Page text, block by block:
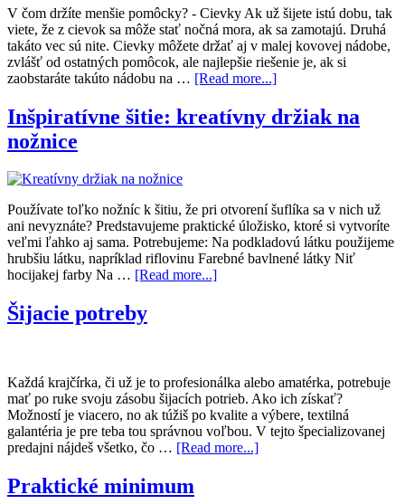
V čom držíte menšie pomôcky? - Cievky Ak už šijete istú dobu, tak
viete, že z cievok sa môže stať nočná mora, ak sa zamotajú. Druhá
takáto vec sú nite. Cievky môžete držať aj v malej kovovej nádobe,
zvlášť od ostatných pomôcok, ale najlepšie riešenie je, ak si
zaobstaráte takúto nádobu na … [Read more...]
Inšpiratívne šitie: kreatívny držiak na
nožnice
Používate toľko nožníc k šitiu, že pri otvorení šuflíka sa v nich už
ani nevyznáte? Predstavujeme praktické úložisko, ktoré si vytvoríte
veľmi ľahko aj sama. Potrebujeme: Na podkladovú látku použijeme
hrubšiu látku, napríklad riflovinu Farebné bavlnené látky Niť
hocijakej farby Na … [Read more...]
Šijacie potreby
Každá krajčírka, či už je to profesionálka alebo amatérka, potrebuje
mať po ruke svoju zásobu šijacích potrieb. Ako ich získať?
Možností je viacero, no ak túžiš po kvalite a výbere, textilná
galantéria je pre teba tou správnou voľbou. V tejto špecializovanej
predajni nájdeš všetko, čo … [Read more...]
Praktické minimum